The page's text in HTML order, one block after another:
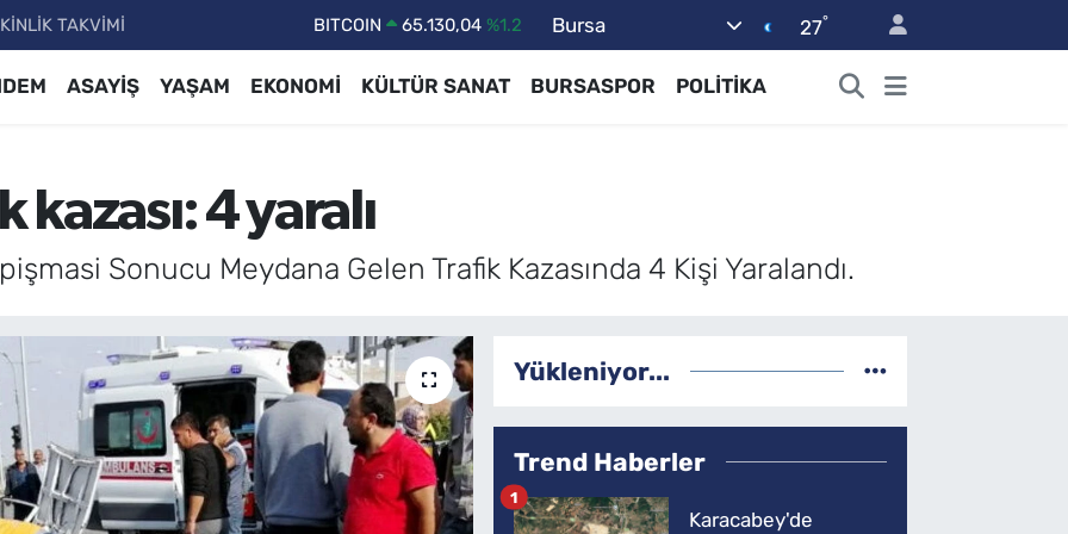
TAKVİMİ DOLAR 47,7106 %0.17
BİST100
Bursa 27°
ASAYİŞ YAŞAM EKONOMİ KÜLTÜR SANAT BURSASPOR POLİTİKA
4 yaralı
Sonucu Meydana Gelen Trafik Kazasında 4 Kişi Yaralandı.
Yükleniyor...
Trend Haberler
Karacabey'de
1